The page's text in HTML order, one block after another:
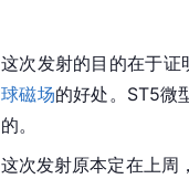
这次发射的目的在于
球磁场的好处。ST5微
的。
这次发射原本定在上周